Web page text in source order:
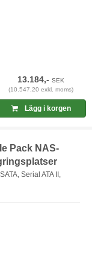
13.184,-SEK
(10.547,20 exkl. moms)
Lägg i korgen
Pack NAS-
Serial ATA II,